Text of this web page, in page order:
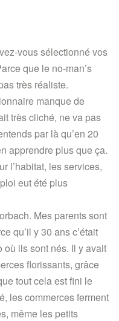
vous sélectionné vos
que le no-man’s
très réaliste.
manque de
très cliché, ne va pas
par là qu’en 20
apprendre plus que ça.
l’habitat, les services,
eut été plus
Mes parents sont
qu’il y 30 ans c’était
où ils sont nés. Il y avait
florissants, grâce
tout cela est fini le
les commerces ferment
même les petits